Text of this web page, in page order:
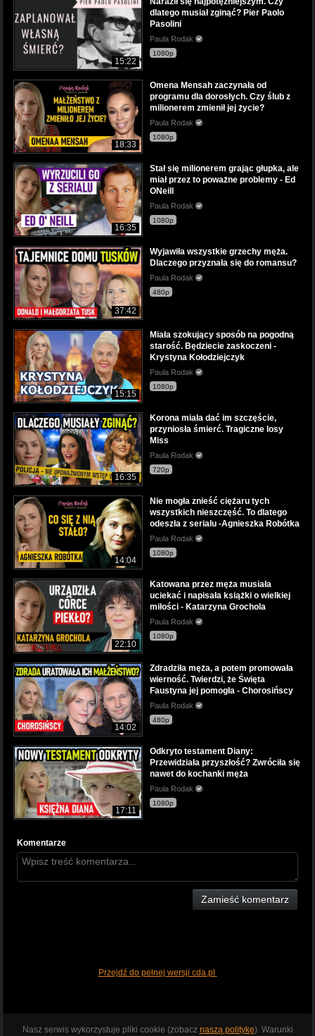
15:22
dlatego musiał zginąć? Pier Paolo
Pasolini
Paula Rodak
1080p
18:33
Omena Mensah zaczynała od
programu dla dorosłych. Czy ślub z
milionerem zmienił jej życie?
Paula Rodak
1080p
16:35
Stał się milionerem grając głupka, ale
miał przez to poważne problemy - Ed
ONeill
Paula Rodak
1080p
37:42
Wyjawiła wszystkie grzechy męża.
Dlaczego przyznała się do romansu?
Paula Rodak
480p
15:15
Miała szokujący sposób na pogodną
starość. Będziecie zaskoczeni -
Krystyna Kołodziejczyk
Paula Rodak
1080p
16:35
Korona miała dać im szczęście,
przyniosła śmierć. Tragiczne losy
Miss
Paula Rodak
720p
14:04
Nie mogła znieść ciężaru tych
wszystkich nieszczęść. To dlatego
odeszła z serialu -Agnieszka Robótka
Paula Rodak
1080p
22:10
Katowana przez męża musiała
uciekać i napisała książki o wielkiej
miłości - Katarzyna Grochola
Paula Rodak
1080p
14:02
Zdradziła męża, a potem promowała
wierność. Twierdzi, że Święta
Faustyna jej pomogła - Chorosińscy
Paula Rodak
480p
17:11
Odkryto testament Diany:
Przewidziała przyszłość? Zwróciła się
nawet do kochanki męża
Paula Rodak
1080p
Komentarze
Zamieść komentarz
Przejdź do pełnej wersji cda.pl
Nasz serwis wykorzystuje pliki cookie (zobacz naszą politykę). Warunki